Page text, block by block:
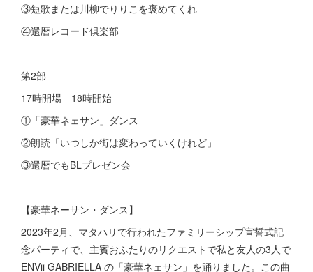
③短歌または川柳でりりこを褒めてくれ
④還暦レコード倶楽部
第2部
17時開場 18時開始
①「豪華ネェサン」ダンス
②朗読「いつしか街は変わっていくけれど」
③還暦でもBLプレゼン会
【豪華ネーサン・ダンス】
2023年2月、マタハリで行われたファミリーシップ宣誓式記
念パーティで、主賓おふたりのリクエストで私と友人の3人で
ENVii GABRIELLA の「豪華ネェサン」を踊りました。この曲